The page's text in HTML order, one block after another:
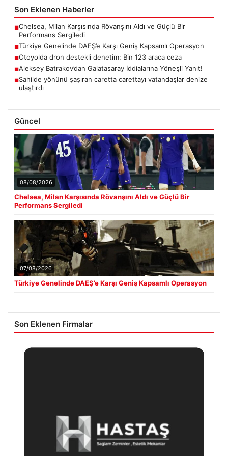
Son Eklenen Haberler
■Chelsea, Milan Karşısında Rövanşını Aldı ve Güçlü Bir
Performans Sergiledi
■Türkiye Genelinde DAEŞ’e Karşı Geniş Kapsamlı Operasyon
■Otoyolda dron destekli denetim: Bin 123 araca ceza
■Aleksey Batrakov’dan Galatasaray İddialarına Yöneşli Yanıt!
■Sahilde yönünü şaşıran caretta carettayı vatandaşlar denize
ulaştırdı
Güncel
08/08/2026
Chelsea, Milan Karşısında Rövanşını Aldı ve Güçlü Bir
Performans Sergiledi
07/08/2026
Türkiye Genelinde DAEŞ’e Karşı Geniş Kapsamlı Operasyon
Son Eklenen Firmalar